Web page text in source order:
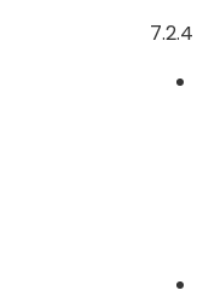
7.2.4